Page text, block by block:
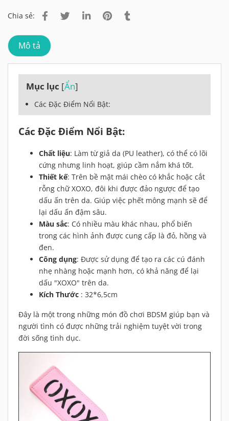
Chia sẻ:
Mô tả
Mục lục [Ẩn]
Các Đặc Điểm Nổi Bật:
Các Đặc Điểm Nổi Bật:
Chất liệu: Làm từ giả da (PU leather), có thể có lõi
cứng nhưng linh hoạt, giúp cầm nắm khá tốt.
Thiết kế: Trên bề mặt mái chèo có khắc hoặc cắt
rỗng chữ XOXO, đôi khi được đảo ngược để tạo
dấu ấn trên da. Giúp việc phết mông mạnh sẽ để
lại dấu ấn đậm sâu.
Màu sắc: Có nhiều màu khác nhau, phổ biến
trong các hình ảnh được cung cấp là đỏ, hồng và
đen.
Công dụng: Được sử dụng để tạo ra các cú đánh
nhẹ nhàng hoặc mạnh hơn, có khả năng để lại
dấu "XOXO" trên da.
Kích Thước : 32*6,5cm
Đây là một trong những món đồ chơi BDSM giúp bạn và
người tình có được những trải nghiệm tuyệt vời trong
đời sống tình dục.